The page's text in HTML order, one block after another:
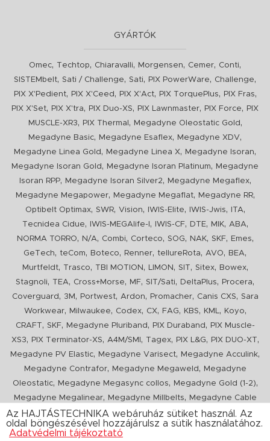
GYÁRTÓK
Omec, Techtop, Chiaravalli, Morgensen, Cemer, Conti,
SISTEMbelt, Sati / Challenge, Sati, PIX PowerWare, Challenge,
PIX X'Pedient, PIX X'Ceed , PIX X'Act, PIX TorquePlus, PIX Fras,
PIX X'Set, PIX X'tra, PIX Duo-XS, PIX Lawnmaster, PIX Force,
PIX
MUSCLE-XR3, PIX Thermal , Megadyne Oleostatic Gold ,
Megadyne Basic, Megadyne Esaflex, Megadyne XDV,
Megadyne Linea Gold , Megadyne Linea X, Megadyne Isoran,
Megadyne Isoran Gold , Megadyne Isoran Platinum,
Megadyne
Isoran RPP, Megadyne Isoran Silver2, Megadyne Megaflex,
Megadyne Megapower, Megadyne Megaflat, Megadyne RR,
Optibelt Optimax, SWR, Vision, IWIS-Elite, IWIS-Jwis, ITA,
Tecnidea Cidue, IWIS-MEGAlife-I , IWIS-CF, DTE, MIK, ABA,
NORMA TORRO, N/A, Combi, Corteco, SOG, NAK, SKF, Emes,
GeTech, teCom, Boteco, Renner, tellureRota, AVO, BEA,
Murtfeldt, Trasco, TBI MOTION , LIMON , SIT, Sitex, Bowex,
Stagnoli, TEA, Cross+Morse, MF, SIT/Sati, DeltaPlus, Procera,
Coverguard , 3M , Portwest, Ardon, Promacher, Canis CXS, Sara
Workwear, Milwaukee, Codex, CX, FAG, KBS, KML, Koyo,
CRAFT, SKF, Megadyne Pluriband , PIX Duraband ,
PIX Muscle-
XS3, PIX Terminator-XS, A4M/SMI , Tagex, PIX L&G, PIX DUO-XT,
Megadyne PV Elastic, Megadyne Varisect, Megadyne Acculink,
Megadyne Contrafor, Megadyne Megaweld ,
Megadyne
Oleostatic, Megadyne Megasync collos, Megadyne Gold (1-2),
Megadyne Megalinear, Megadyne Millbelts,
Megadyne Cable
Pull, PIX X'Ceed,Megadyne Pull Down, Optibelt VB,Mitsuboshi
ConCar,Megadyne Megarib ,PIX HARVESTER,Urgent
Az HAJTÁSTECHNIKA webáruház sütiket használ. Az
oldal böngészésével hozzájárulsz a sütik használatához.
Adatvédelmi tájékoztató